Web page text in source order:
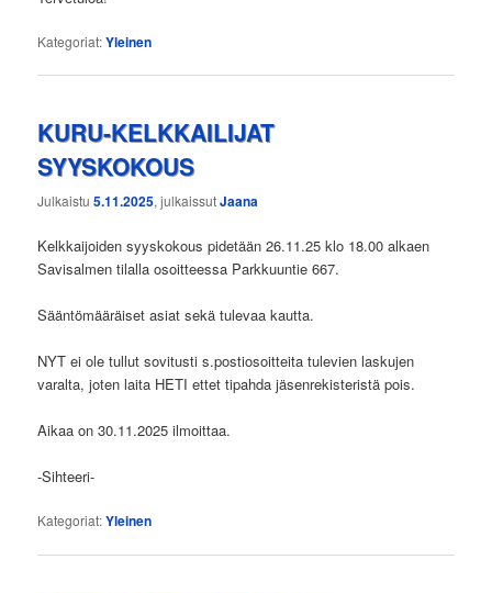
Kategoriat:Yleinen
KURU-KELKKAILIJAT
SYYSKOKOUS
Julkaistu5.11.2025, julkaissutJaana
Kelkkaijoiden syyskokous pidetään 26.11.25 klo 18.00 alkaen
Savisalmen tilalla osoitteessa Parkkuuntie 667.
Sääntömääräiset asiat sekä tulevaa kautta.
NYT ei ole tullut sovitusti s.postiosoitteita tulevien laskujen
varalta, joten laita HETI ettet tipahda jäsenrekisteristä pois.
Aikaa on 30.11.2025 ilmoittaa.
-Sihteeri-
Kategoriat:Yleinen